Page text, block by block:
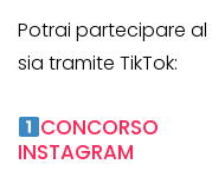
Potrai partecipare
sia tramite TikTok:
CONCORSO
INSTAGRAM